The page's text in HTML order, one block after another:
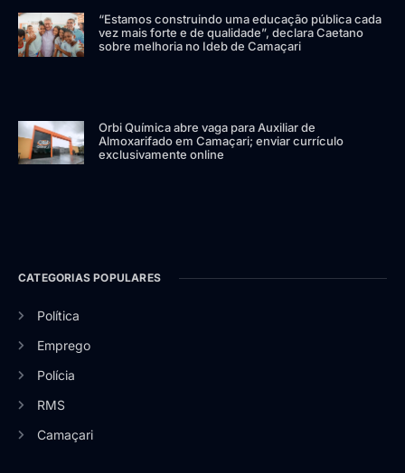
“Estamos construindo uma educação pública cada
vez mais forte e de qualidade”, declara Caetano
sobre melhoria no Ideb de Camaçari
Orbi Química abre vaga para Auxiliar de
Almoxarifado em Camaçari; enviar currículo
exclusivamente online
CATEGORIAS POPULARES
Política
Emprego
Polícia
RMS
Camaçari